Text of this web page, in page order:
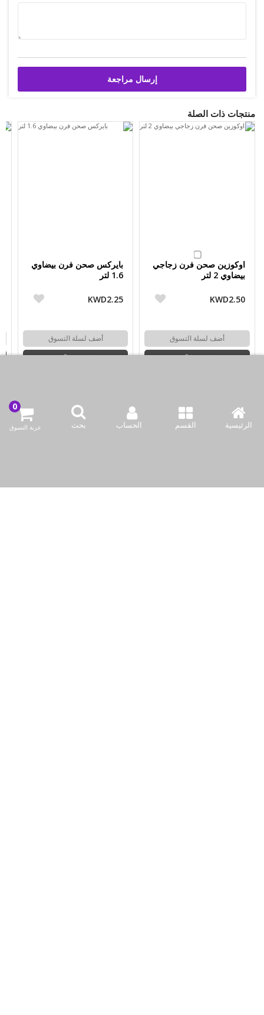
الرئيسية القسم الحساب بحث عربة التسوق
إرسال مراجعة
منتجات ذات الصلة
اوكوزين صحن فرن زجاجي
بيضاوي 2 لتر
KWD2.50
أضف لسلة التسوق
اشتري الآن
بايركس صحن فرن بيضاوي
1.6 لتر
KWD2.25
أضف لسلة التسوق
اشتري الآن